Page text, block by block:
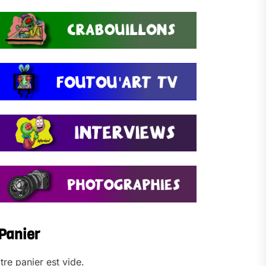
panier est vide.